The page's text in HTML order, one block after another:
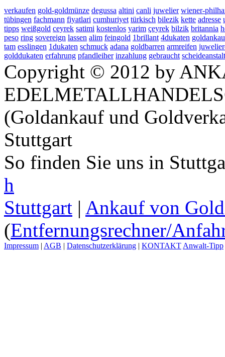
verkaufen gold-goldmünze degussa altini canli juwelier wiener-
tübingen fachmann fiyatlari cumhuriyet türkisch bilezik kette adresse
tipps weißgold ceyrek satimi kostenlos yarim çeyrek bilzik britannia
peso ring sovereign lassen alim feingold 1brillant 4dukaten
tam esslingen 1dukaten schmuck adana goldbarren armreifen
golddukaten erfahrung pfandleiher inzahlung gebraucht
Copyright © 2012 by
(Goldankauf und
Stuttgart
So finden Sie uns in
h
Stuttgart | Ankauf von
(Entfernungsrechner/
Impressum | AGB | Datenschutzerklärung | KONTAKT Anwalt-Tipp